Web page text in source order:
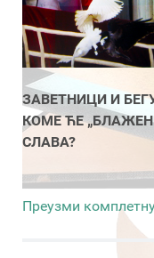
ЗАВЕТНИЦИ И
КОМЕ ЋЕ
СЛАВА?
Преузми